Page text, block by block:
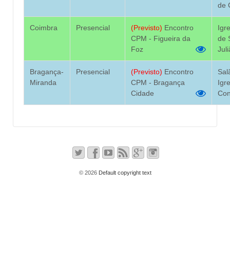
de
Coimbra Presencial (Previsto) Encontro
CPM - Figueira da
Foz
de
Bragança-
Miranda
Presencial (Previsto) Encontro
CPM - Bragança
Cidade
© 2026Default copyright text